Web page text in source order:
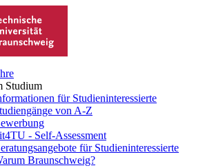
Studium
für Studieninteressierte
von A-Z
- Self-Assessment
für Studieninteressierte
Braunschweig?